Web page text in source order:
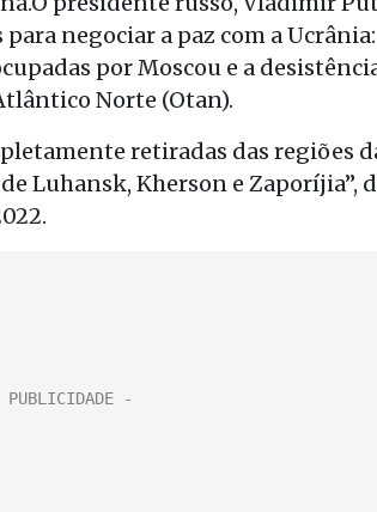
negociar a paz com a
por Moscou e a
Norte (Otan).
retiradas das regiões
Luhansk, Kherson e Zaporíjia”,